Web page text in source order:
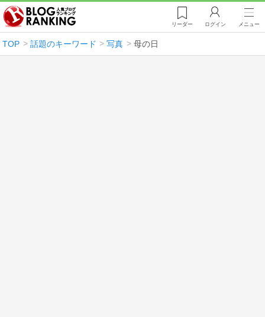
リーダー ログイン メニュー
TOP 話題のキーワード 写真 母の日